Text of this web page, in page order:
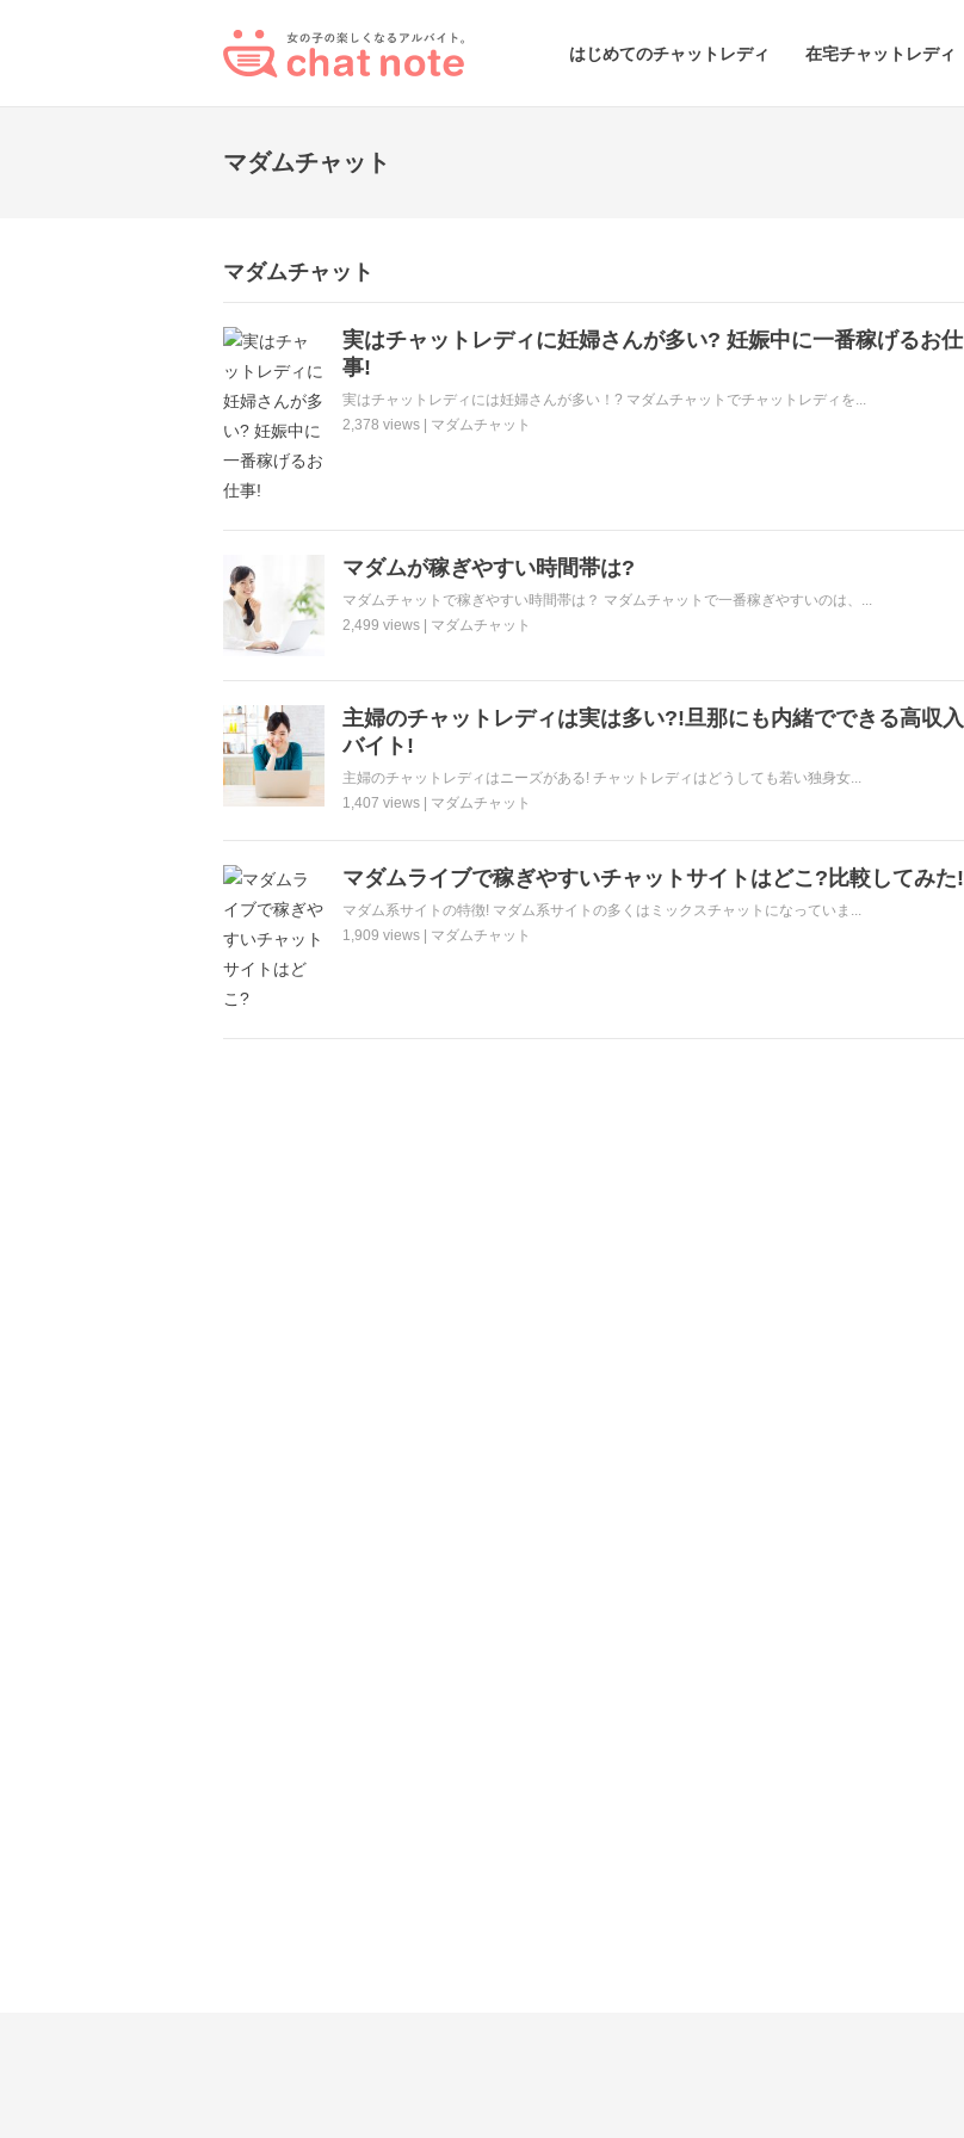
はじめてのチャットレディ 在宅チャットレディ
マダムチャット
マダムチャット
実はチャットレディに妊婦さんが多い? 妊娠中に一番稼げるお仕
事!
実はチャットレディには妊婦さんが多い！? マダムチャットでチャットレディを...
2,378 views | マダムチャット
マダムが稼ぎやすい時間帯は?
マダムチャットで稼ぎやすい時間帯は？ マダムチャットで一番稼ぎやすいのは、...
2,499 views | マダムチャット
主婦のチャットレディは実は多い?!旦那にも内緒でできる高収入
バイト!
主婦のチャットレディはニーズがある! チャットレディはどうしても若い独身女...
1,407 views | マダムチャット
マダムライブで稼ぎやすいチャットサイトはどこ?比較してみた!
マダム系サイトの特徴! マダム系サイトの多くはミックスチャットになっていま...
1,909 views | マダムチャット